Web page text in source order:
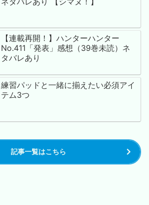
【連載再開！】ハンターハンター
No.411「発表」感想（39巻未読）ネ
タバレあり
練習パッドと一緒に揃えたい必須アイ
テム3つ
記事一覧はこちら